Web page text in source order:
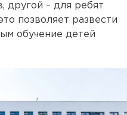
другой – для ребят
позволяет развести
обучение детей